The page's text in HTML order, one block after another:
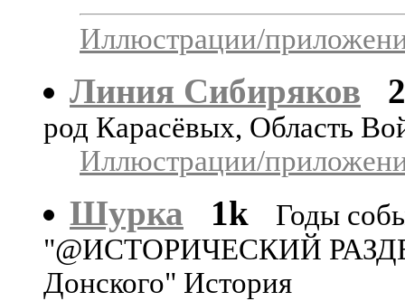
Иллюстрации/
Линия Сибиряков
род Карасёвых, Область
Иллюстрации/
Шурка 1k
Годы
"@ИСТОРИЧЕСКИЙ
Донского" История